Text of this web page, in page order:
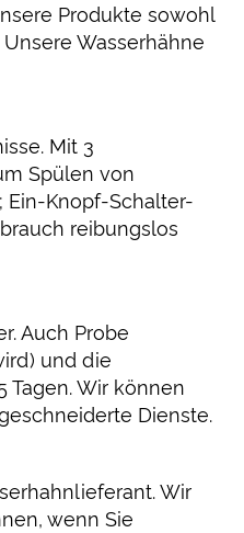
Produkte sowohl
Wasserhähne
Mit 3
Spülen von
Ein-Knopf-Schalter-
reibungslos
Auch Probe
und die
Tagen. Wir können
Dienste.
Wir
wenn Sie